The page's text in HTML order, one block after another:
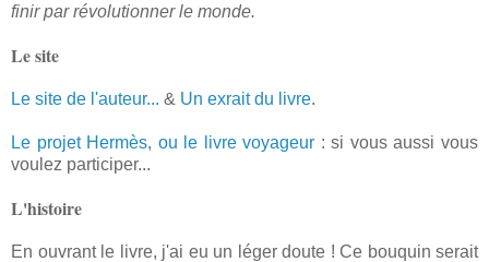
finir par révolutionner le monde.
Le site
Le site de l'auteur... & Un exrait du livre.
Le projet Hermès, ou le livre voyageur : si vous aussi vous
voulez participer...
L'histoire
En ouvrant le livre, j'ai eu un léger doute ! Ce bouquin serait